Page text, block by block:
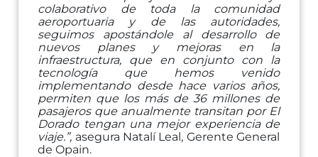
colaborativo
de toda la
comunidad
aeroportuaria y de las autoridades,
seguimos apostándole al desarrollo de
nuevos planes y
mejoras en
la
infraestructura,
que en conjunto con
la
tecnología
que hemos
venido
implementando desde hace varios años,
permiten que los más de 36 millones de
pasajeros que anualmente transitan por El
Dorado tengan una mejor experiencia de
viaje.”, asegura Natalí Leal, Gerente General
de Opain.